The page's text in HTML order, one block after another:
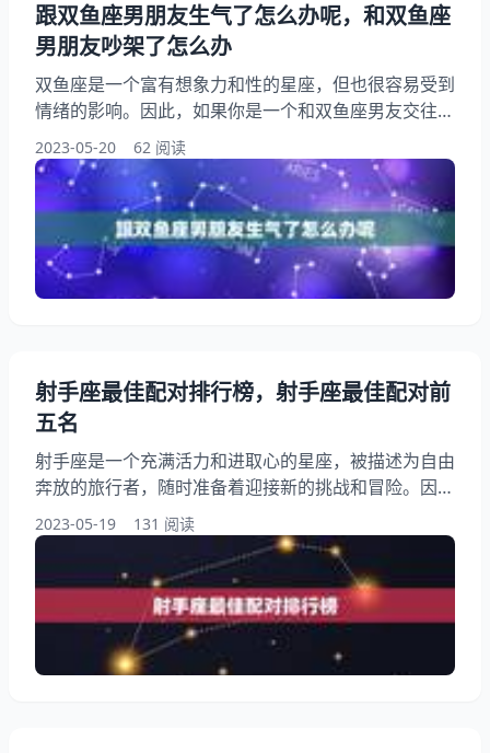
跟双鱼座男朋友生气了怎么办呢，和双鱼座
男朋友吵架了怎么办
双鱼座是一个富有想象力和性的星座，但也很容易受到
情绪的影响。因此，如果你是一个和双鱼座男友交往的
女孩，有可能会因为一些小事情而发生争吵和误会。当
出现这种情况时，了解如何处理和平解决争端是非常必
要的。本文将探讨在与双鱼座男友发生争执时应该注意
哪些事项，以及如何缓解和解决冲突，从而最大程度地
维护双方的关系。 跟双鱼座男朋友生气了怎么办呢？
和双鱼座男朋友吵架或者生气是一件很常见的事情
2023-05-20 62 阅读
射手座最佳配对排行榜，射手座最佳配对前
五名
射手座是一个充满活力和进取心的星座，被描述为自由
奔放的旅行者，随时准备着迎接新的挑战和冒险。因
此，射手座的人往往需要一个能够支持他们、鼓励他们
继续前进的伴侣，而找到一个合适的配对似乎是射手座
人的一项重要任务。这篇文章探讨了射手座的最佳配对
排行榜，旨在帮助射手座的人们更好地了解自己，找到
那个和自己最为匹配的伴侣。接下来，我们将会介绍排
名前五的射手座最佳配对
2023-05-19 131 阅读